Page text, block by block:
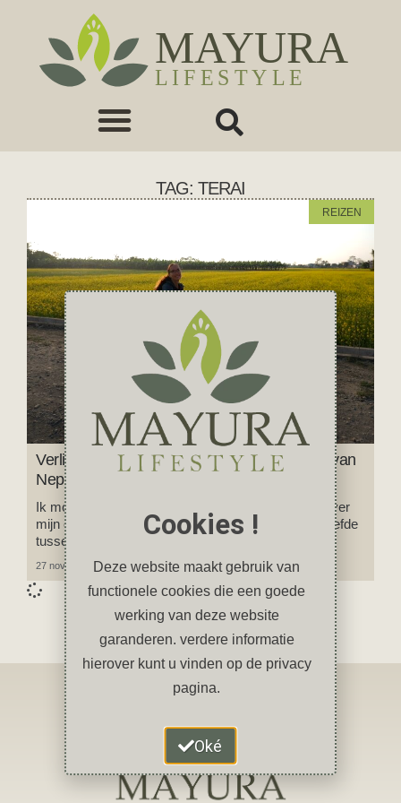
TAG: TERAI
REIZEN
Verliefd op de Terai, de tropische laagvlakte van
Nepal
Ik moet wat bekennen, ik ben verliefd. Verliefd tot over
mijn oren en het was liefde op het eerste gezicht. Liefde
tussen mij en de Terai.
27 november 2023 1 reactie
Cookies !
Deze website maakt gebruik van
functionele cookies die een goede
werking van deze website
garanderen. verdere informatie
hierover kunt u vinden op de privacy
pagina.
Oké